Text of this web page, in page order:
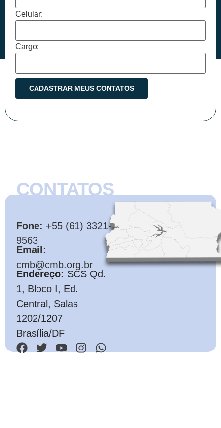
Celular:
Cargo:
CONTATOS
Fone: +55 (61) 3321-
9563
Email:
cmb@cmb.org.br
Endereço: SCS Qd.
1, Bloco I, Ed.
Central, Salas
1202/1207
Brasília/DF